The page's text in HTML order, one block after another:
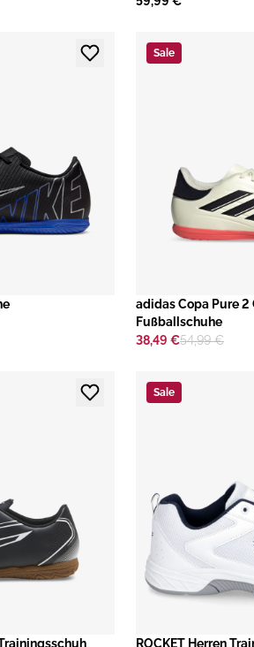
Sale
adidas Copa Pure 2
Fußballschuhe
38,49 €54,99 €
Sale
ROCKET Herren